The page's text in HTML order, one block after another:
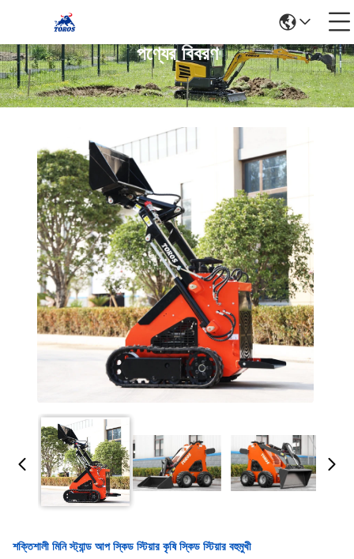
পণ্যের বিবরণ
শক্তিশালী মিনি স্ট্যান্ড আপ স্কিড স্টিয়ার কৃষি স্কিড স্টিয়ার বহুমুখী